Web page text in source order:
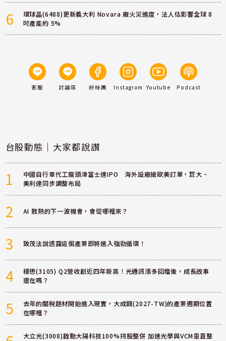
6
環球晶(6488)更新義大利 Novara 廠火災進度，法人估影響全球 8
吋產能約 5%
客服 討論區 粉絲團 Instagram Youtube Podcast
台股動態｜大家都說讚
1
中國自行車代工龍頭津富士達IPO 海外設廠搶歐美訂單，巨大、
美利達同步調整布局
2 AI 散熱的下一波機會，會從哪裡來？
3 致茂法說透露這個產業即將進入強勁循環！
4
穩懋(3105) Q2營收創近四年新高！光通訊漲多回檔後，成長故事
還在嗎？
5
去年的關稅題材開始進入現實，大成鋼(2027-TW)的產業週期位置
在哪裡？
大立光(3008)啟動大陽科技100%持股整併 加速光學與VCM垂直整